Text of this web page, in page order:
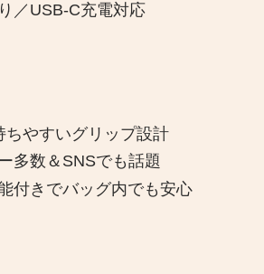
／USB-C充電対応
ちやすいグリップ設計
多数＆SNSでも話題
付きでバッグ内でも安心